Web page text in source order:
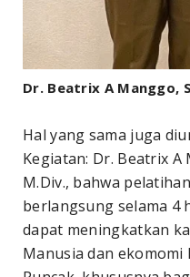
Dr. Beatrix A Manggo,
Hal yang sama juga
Kegiatan: Dr. Beatrix A
M.Div., bahwa pelatihan
berlangsung selama
dapat meningkatkan
Manusia dan